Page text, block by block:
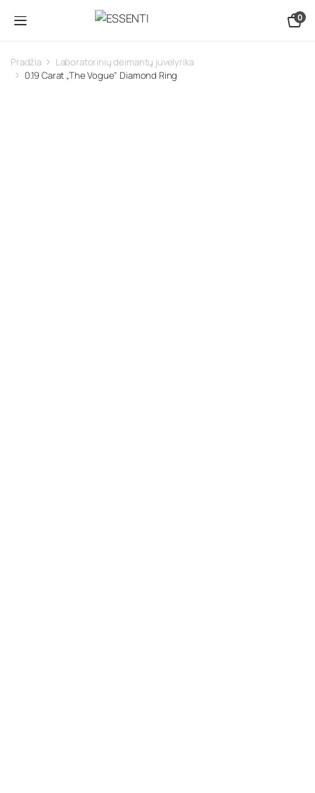
0
Pradžia
Laboratorinių deimantų juvelyrika
0.19 Carat „The Vogue” Diamond Ring